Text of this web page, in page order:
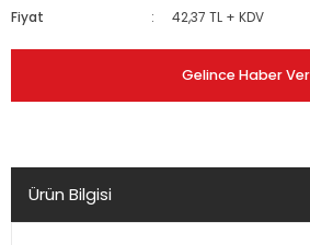
Fiyat
42,37 TL + KDV
Gelince Haber Ver
Ürün Bilgisi